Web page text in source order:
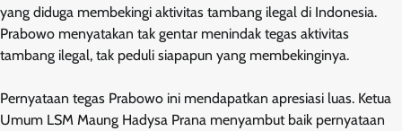
yang diduga membekingi aktivitas tambang ilegal di Indonesia.
Prabowo menyatakan tak gentar menindak tegas aktivitas
tambang ilegal, tak peduli siapapun yang membekinginya.
Pernyataan tegas Prabowo ini mendapatkan apresiasi luas. Ketua
Umum LSM Maung Hadysa Prana menyambut baik pernyataan